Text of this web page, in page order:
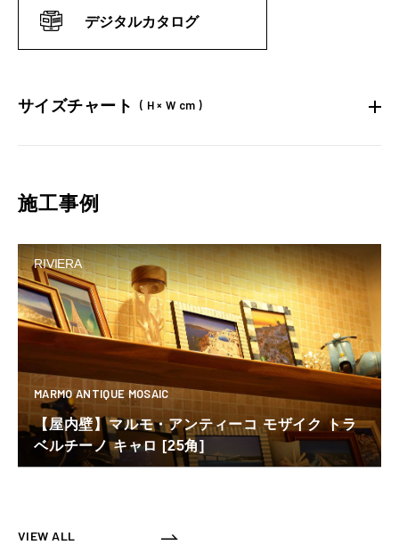
デジタルカタログ
サイズチャート ( H × W cm )
施工事例
RIVIERA
MARMO ANTIQUE MOSAIC
【屋内壁】マルモ・アンティーコ モザイク トラ
ベルチーノ キャロ [25角]
VIEW ALL